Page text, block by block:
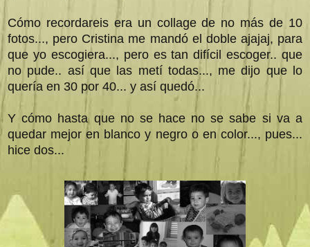
Cómo recordareis era un collage de no más de 10
fotos..., pero Cristina me mandó el doble ajajaj, para
que yo escogiera..., pero es tan difícil escoger.. que
no pude.. así que las metí todas..., me dijo que lo
quería en 30 por 40... y así quedó...
Y cómo hasta que no se hace no se sabe si va a
quedar mejor en blanco y negro o en color..., pues...
hice dos...